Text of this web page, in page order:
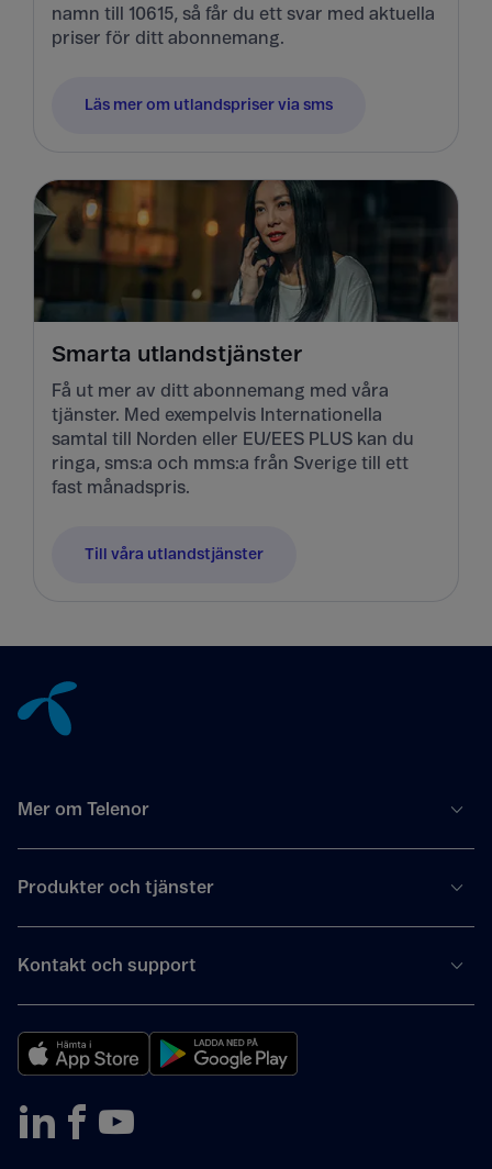
namn till 10615, så får du ett svar med aktuella
priser för ditt abonnemang.
Läs mer om utlandspriser via sms
Smarta utlandstjänster
Få ut mer av ditt abonnemang med våra
tjänster. Med exempelvis Internationella
samtal till Norden eller EU/EES PLUS kan du
ringa, sms:a och mms:a från Sverige till ett
fast månadspris.
Till våra utlandstjänster
Mer om Telenor
Produkter och tjänster
Kontakt och support